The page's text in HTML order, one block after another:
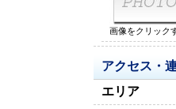
画像をクリック
アクセス・
エリア